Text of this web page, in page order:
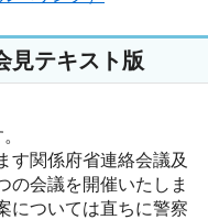
見テキスト版
関係府省連絡会議及
の会議を開催いたしま
については直ちに警察